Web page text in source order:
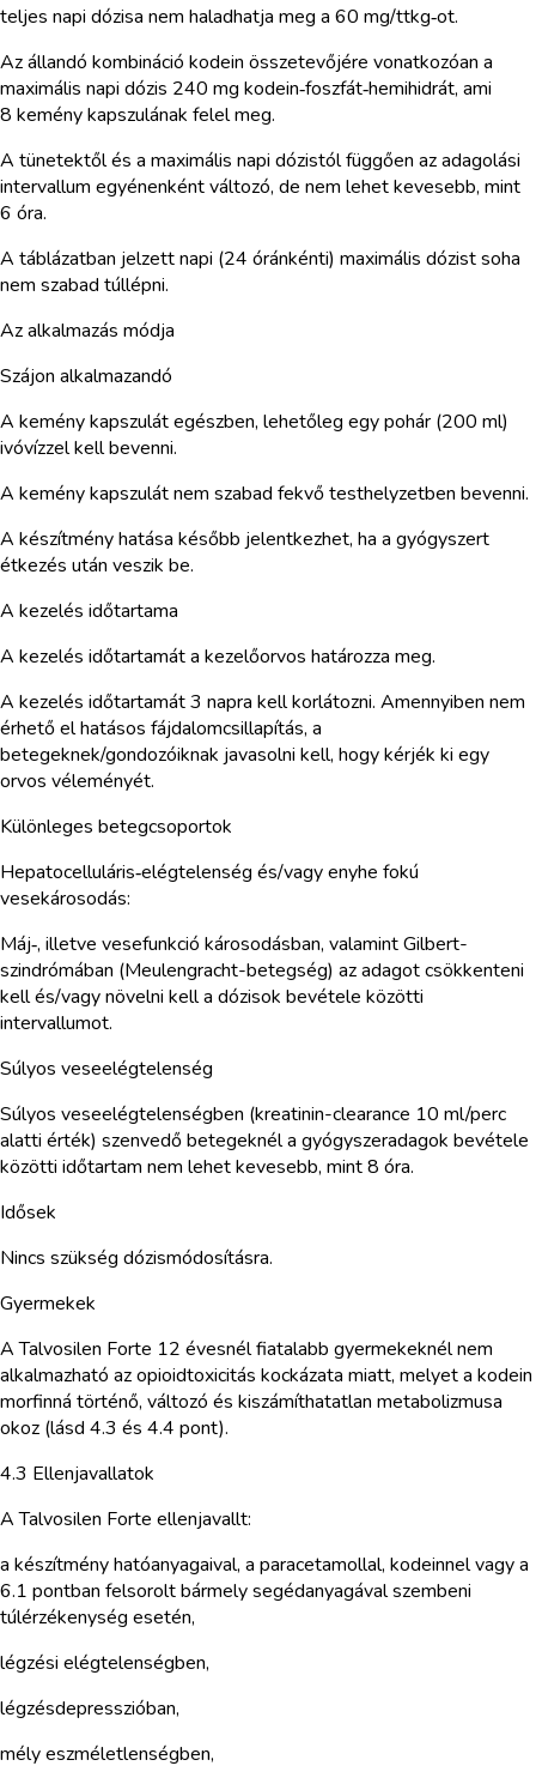
teljes napi dózisa nem haladhatja meg a 60 mg/ttkg‑ot.
Az állandó kombináció kodein összetevőjére vonatkozóan a
maximális napi dózis 240 mg kodein‑foszfát‑hemihidrát, ami
8 kemény kapszulának felel meg.
A tünetektől és a maximális napi dózistól függően az adagolási
intervallum egyénenként változó, de nem lehet kevesebb, mint
6 óra.
A táblázatban jelzett napi (24 óránkénti) maximális dózist soha
nem szabad túllépni.
Az alkalmazás módja
Szájon alkalmazandó
A kemény kapszulát egészben, lehetőleg egy pohár (200 ml)
ivóvízzel kell bevenni.
A kemény kapszulát nem szabad fekvő testhelyzetben bevenni.
A készítmény hatása később jelentkezhet, ha a gyógyszert
étkezés után veszik be.
A kezelés időtartama
A kezelés időtartamát a kezelőorvos határozza meg.
A kezelés időtartamát 3 napra kell korlátozni. Amennyiben nem
érhető el hatásos fájdalomcsillapítás, a
betegeknek/gondozóiknak javasolni kell, hogy kérjék ki egy
orvos véleményét.
Különleges betegcsoportok
Hepatocelluláris‑elégtelenség és/vagy enyhe fokú
vesekárosodás:
Máj‑, illetve vesefunkció károsodásban, valamint Gilbert-
szindrómában (Meulengracht-betegség) az adagot csökkenteni
kell és/vagy növelni kell a dózisok bevétele közötti
intervallumot.
Súlyos veseelégtelenség
Súlyos veseelégtelenségben (kreatinin-clearance 10 ml/perc
alatti érték) szenvedő betegeknél a gyógyszeradagok bevétele
közötti időtartam nem lehet kevesebb, mint 8 óra.
Idősek
Nincs szükség dózismódosításra.
Gyermekek
A Talvosilen Forte 12 évesnél fiatalabb gyermekeknél nem
alkalmazható az opioidtoxicitás kockázata miatt, melyet a kodein
morfinná történő, változó és kiszámíthatatlan metabolizmusa
okoz (lásd 4.3 és 4.4 pont).
4.3 Ellenjavallatok
A Talvosilen Forte ellenjavallt:
a készítmény hatóanyagaival, a paracetamollal, kodeinnel vagy a
6.1 pontban felsorolt bármely segédanyagával szembeni
túlérzékenység esetén,
légzési elégtelenségben,
légzésdepresszióban,
mély eszméletlenségben,